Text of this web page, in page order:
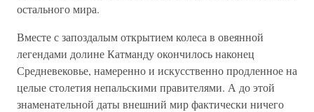
остального мира.
Вместе с запоздалым открытием колеса в овеянной
легендами долине Катманду окончилось наконец
Средневековье, намеренно и искусственно продленное на
целые столетия непальскими правителями. А до этой
знаменательной даты внешний мир фактически ничего